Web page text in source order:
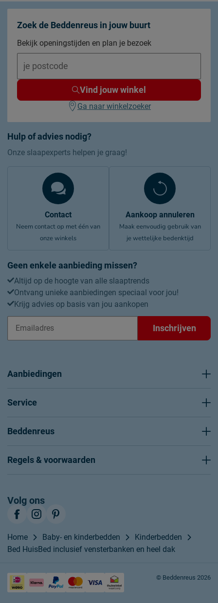
Hulp of advies nodig?
Onze slaapexperts helpen je graag!
Contact
Neem contact op met één van
onze winkels
Aankoop annuleren
Maak eenvoudig gebruik van
je wettelijke bedenktijd
Geen enkele aanbieding missen?
Altijd op de hoogte van alle slaaptrends
Ontvang unieke aanbiedingen speciaal voor jou!
Krijg advies op basis van jou aankopen
Inschrijven
Zoek de Beddenreus in jouw buurt
Bekijk openingstijden en plan je bezoek
Vind jouw winkel
Ga naar winkelzoeker
Aanbiedingen
Service
Beddenreus
Regels & voorwaarden
Volg ons
Home Baby- en kinderbedden
Kinderbedden
Bed HuisBed inclusief vensterbanken en heel dak
© Beddenreus 2026